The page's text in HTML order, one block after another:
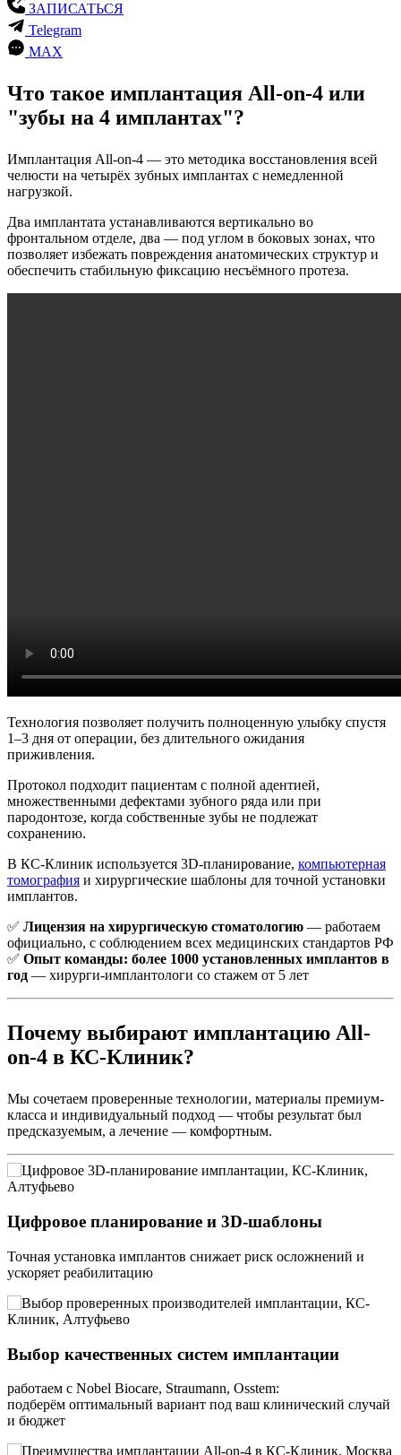
ЗАПИСАТЬСЯ
Telegram
MAX
Что такое имплантация All-on-4 или
"зубы на 4 имплантах"?
Имплантация All-on-4 — это методика восстановления всей
челюсти на четырёх зубных имплантах с немедленной
нагрузкой.
Два имплантата устанавливаются вертикально во
фронтальном отделе, два — под углом в боковых зонах, что
позволяет избежать повреждения анатомических структур и
обеспечить стабильную фиксацию несъёмного протеза.
Технология позволяет получить полноценную улыбку спустя
1–3 дня от операции, без длительного ожидания
приживления.
Протокол подходит пациентам с полной адентией,
множественными дефектами зубного ряда или при
пародонтозе, когда собственные зубы не подлежат
сохранению.
В КС-Клиник используется 3D-планирование, компьютерная
томография и хирургические шаблоны для точной установки
имплантов.
✅ Лицензия на хирургическую стоматологию — работаем
официально, с соблюдением всех медицинских стандартов РФ
✅ Опыт команды: более 1000 установленных имплантов в
год — хирурги-имплантологи со стажем от 5 лет
Почему выбирают имплантацию All-
on-4 в КС-Клиник?
Мы сочетаем проверенные технологии, материалы премиум-
класса и индивидуальный подход — чтобы результат был
предсказуемым, а лечение — комфортным.
Цифровое планирование и 3D-шаблоны
Точная установка имплантов снижает риск осложнений и
ускоряет реабилитацию
Выбор качественных систем имплантации
работаем с Nobel Biocare, Straumann, Osstem:
подберём оптимальный вариант под ваш клинический случай
и бюджет